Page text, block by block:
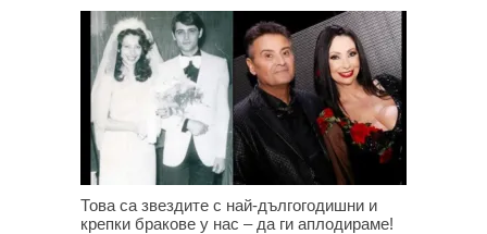
Това са звездите с най-дългогодишни и
крепки бракове у нас – да ги аплодираме!